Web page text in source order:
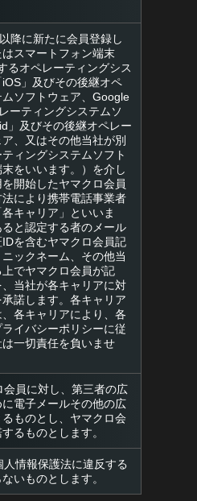
降に新たに会員登録し
スマートフォン端末
るオペレーティングシス
」及びその後継オペ
ソフトウェア、Google
ーティングシステムソ
」及びその後継オペレー
、又はその他当社が別
ィングシステムソフト
をいいます。）を介し
開始したヤマクロ会員
により携帯電話事業者
キャリア」といいま
と認定する者のメール
を含むヤマクロ会員記
ックネーム、その他当
でヤマクロ会員が記
当社が各キャリアに対
諾します。各キャリア
各キャリアにより、各
イバシーポリシーに従
一切責任を負いませ
員に対し、第三者の広
電子メールその他の広
ものとし、ヤマクロ会
るものとします。
情報保護法に違反する
いものとします。